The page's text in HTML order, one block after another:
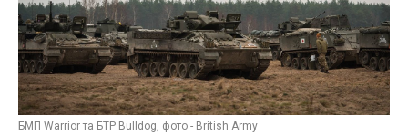
БМП Warrior та БТР Bulldog, фото - British Army